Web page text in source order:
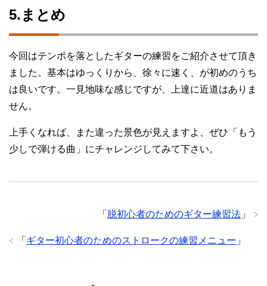
5.まとめ
今回はテンポを落としたギターの練習をご紹介させて頂き
ました。基本はゆっくりから、徐々に速く、が初めのうち
は良いです。一見地味な感じですが、上達に近道はありま
せん。
上手くなれば、また違った景色が見えますよ、ぜひ「もう
少しで弾ける曲」にチャレンジしてみて下さい。
「 脱初心者のためのギター練習法 」
「 ギター初心者のためのストロークの練習メニュー 」